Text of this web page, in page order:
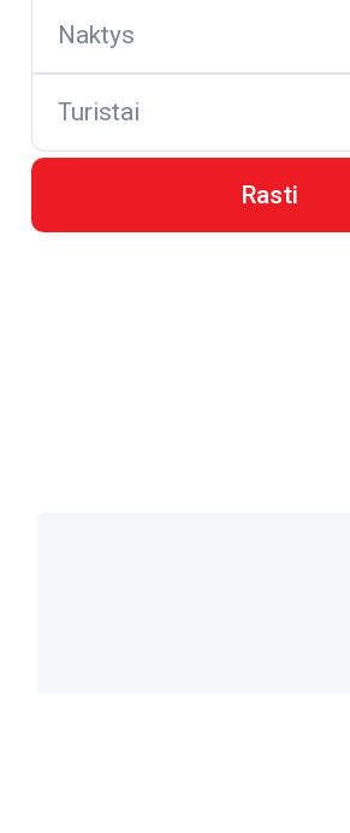
Naktys
Turistai
Rasti